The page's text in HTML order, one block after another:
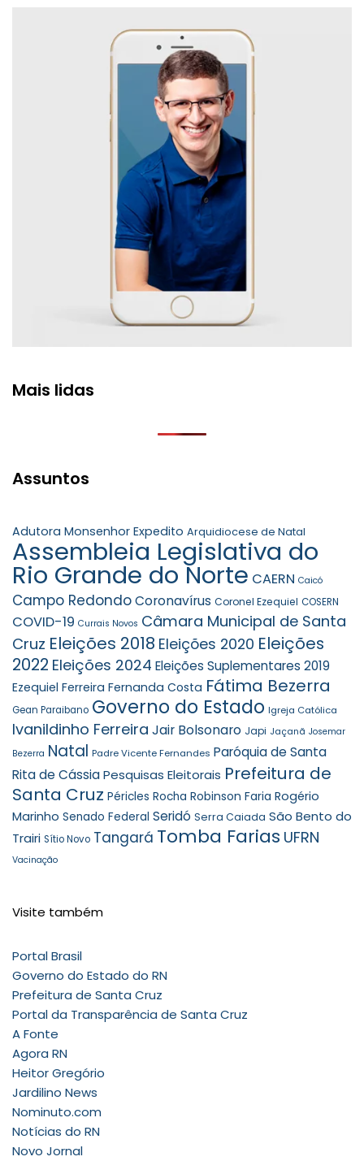
Mais lidas
Assuntos
Adutora Monsenhor Expedito Arquidiocese de Natal
Assembleia Legislativa do
Rio Grande do Norte CAERN Caicó
Campo RedondoCoronavírus Coronel Ezequiel COSERN
COVID-19 Currais Novos Câmara Municipal de Santa
Cruz Eleições 2018 Eleições 2020 Eleições
2022 Eleições 2024 Eleições Suplementares 2019
Ezequiel Ferreira Fernanda Costa Fátima Bezerra
Gean Paraibano Governo do Estado Igreja Católica
Ivanildinho Ferreira Jair Bolsonaro Japi Jaçanã Josemar
Bezerra Natal Padre Vicente Fernandes Paróquia de Santa
Rita de CássiaPesquisas Eleitorais Prefeitura de
Santa Cruz Péricles Rocha Robinson Faria Rogério
Marinho Senado Federal Seridó Serra Caiada São Bento do
Trairi Sítio Novo Tangará Tomba Farias UFRN
Vacinação
Visite também
Portal Brasil
Governo do Estado do RN
Prefeitura de Santa Cruz
Portal da Transparência de Santa Cruz
A Fonte
Agora RN
Heitor Gregório
Jardilino News
Nominuto.com
Notícias do RN
Novo Jornal